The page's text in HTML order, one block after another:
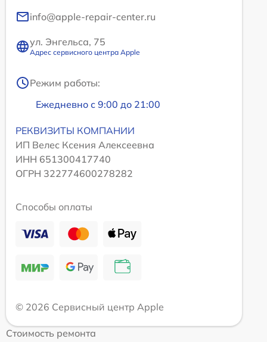
info@apple-repair-center.ru
ул. Энгельса, 75
Адрес сервисного центра Apple
Режим работы:
Ежедневно с 9:00 до 21:00
РЕКВИЗИТЫ КОМПАНИИ
ИП Велес Ксения Алексеевна
ИНН 651300417740
ОГРН 322774600278282
Способы оплаты
© 2026 Сервисный центр Apple
Стоимость ремонта